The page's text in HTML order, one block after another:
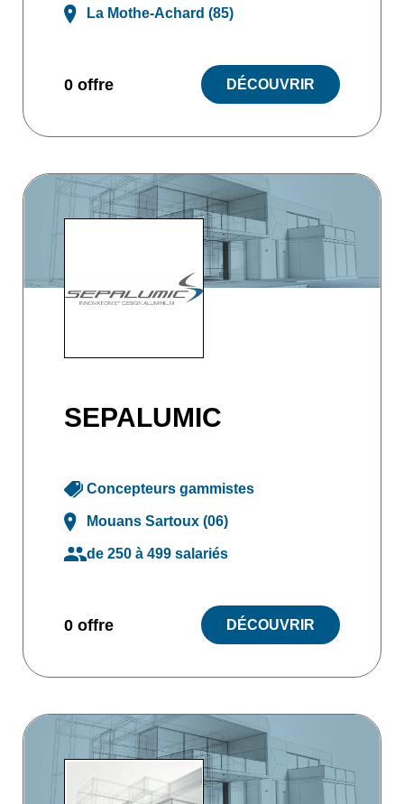
La Mothe-Achard (85)
0 offre DÉCOUVRIR
SEPALUMIC
Concepteurs gammistes
Mouans Sartoux (06)
de 250 à 499 salariés
0 offre DÉCOUVRIR